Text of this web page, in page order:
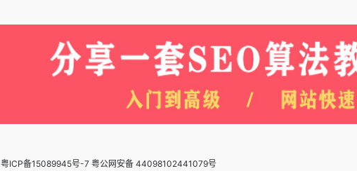
粤ICP备15089945号-7 粤公网安备 44098102441079号